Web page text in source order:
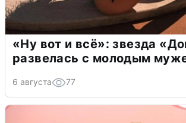
«Ну вот и всё»: звезда
развелась с молодым
6 августа 77